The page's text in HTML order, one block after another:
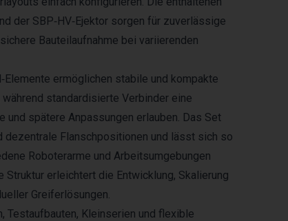
der SBP‑HV‑Ejektor sorgen für zuverlässige
Bauteilaufnahme bei variierenden
ermöglichen stabile und kompakte
während standardisierte Verbinder eine
und spätere Anpassungen erlauben. Das Set
dezentrale Flanschpositionen und lässt sich so
Roboterarme und Arbeitsumgebungen
Struktur erleichtert die Entwicklung, Skalierung
Greiferlösungen.
Testaufbauten, Kleinserien und flexible